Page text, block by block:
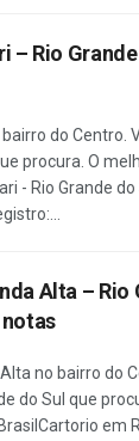
– Rio
do Centro.
procura. O
- Rio Grande
Alta – Rio
no bairro do
do Sul que
em